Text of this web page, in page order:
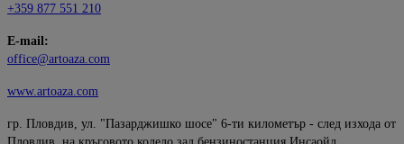
+359 877 551 210
E-mail:
office@artoaza.com
www.artoaza.com
гр. Пловдив, ул. "Пазарджишко шосе" 6-ти километър - след изхода от